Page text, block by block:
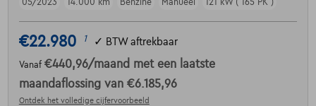
05/2023
14.000 km Benzine Manueel 121 kW ( 165 PK )
€22.980 1 ✓ BTW aftrekbaar
Vanaf €440,96/maand met een laatste
maandaflossing van €6.185,96
Ontdek het volledige cijfervoorbeeld